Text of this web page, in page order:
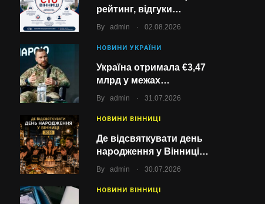
рейтинг, відгуки…
By admin . 02.08.2026
НОВИНИ УКРАЇНИ
Україна отримала €3,47
млрд у межах…
By admin . 31.07.2026
НОВИНИ ВІННИЦІ
Де відсвяткувати день
народження у Вінниці…
By admin . 30.07.2026
НОВИНИ ВІННИЦІ